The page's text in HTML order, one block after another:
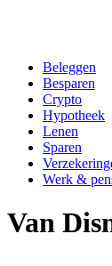
Beleggen
Besparen
Crypto
Hypotheek
Lenen
Sparen
Werk &
Van